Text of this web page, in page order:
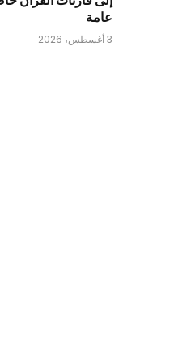
عامة
3 أغسطس، 2026